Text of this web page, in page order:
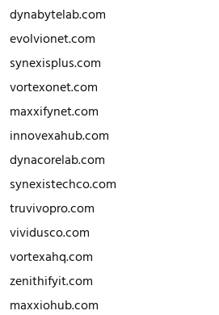
dynabytelab.com
evolvionet.com
synexisplus.com
vortexonet.com
maxxifynet.com
innovexahub.com
dynacorelab.com
synexistechco.com
truvivopro.com
vividusco.com
vortexahq.com
zenithifyit.com
maxxiohub.com